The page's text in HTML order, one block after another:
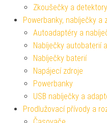
Zkoušečky a detektory
Powerbanky, nabíječky a
Autoadaptéry a
Nabíječky autobaterií
Nabíječky baterií
Napájecí zdroje
Powerbanky
USB nabíječky a
Prodlužovací přívody a